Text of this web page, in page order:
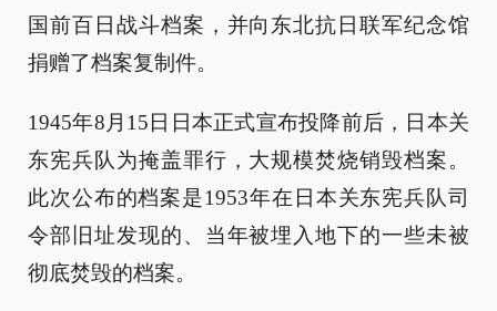
国前百日战斗档案，并向东北抗日联军纪念馆
捐赠了档案复制件。
1945年8月15日日本正式宣布投降前后，日本关
东宪兵队为掩盖罪行，大规模焚烧销毁档案。
此次公布的档案是1953年在日本关东宪兵队司
令部旧址发现的、当年被埋入地下的一些未被
彻底焚毁的档案。